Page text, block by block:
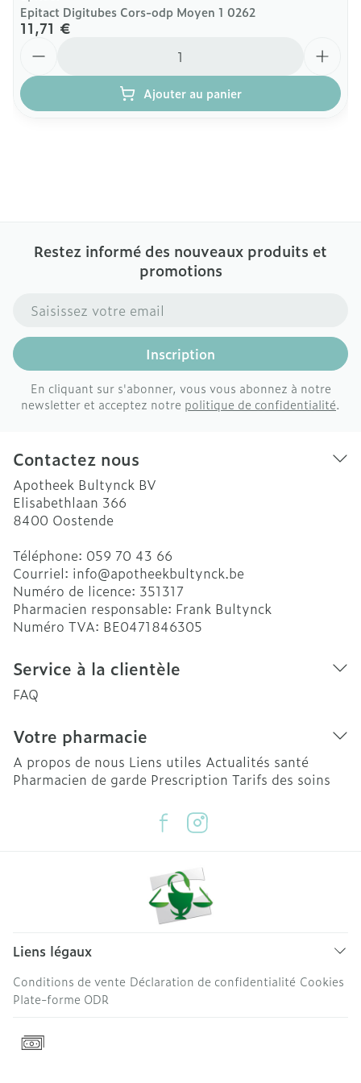
Epitact Digitubes Cors-odp Moyen 1 0262
11,71 €
Ajouter au panier
Restez informé des nouveaux produits et
promotions
Adresse mail
Inscription
En cliquant sur s'abonner, vous vous abonnez à notre
newsletter et acceptez notre politique de confidentialité.
Contactez nous
Apotheek Bultynck BV
Elisabethlaan 366
8400 Oostende
Téléphone: 059 70 43 66
Courriel: info@apotheekbultynck.be
Numéro de licence: 351317
Pharmacien responsable: Frank Bultynck
Numéro TVA: BE0471846305
Service à la clientèle
FAQ
Votre pharmacie
A propos de nous Liens utiles Actualités santé
Pharmacien de garde Prescription Tarifs des soins
Liens légaux
Conditions de vente Déclaration de confidentialité Cookies
Plate-forme ODR